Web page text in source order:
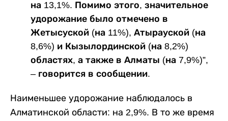
на 13,1%. Помимо этого, значительное
удорожание было отмечено в
Жетысуской (на 11%), Атырауской (на
8,6%) и Кызылординской (на 8,2%)
областях, а также в Алматы (на 7,9%)”,
– говорится в сообщении.
Наименьшее удорожание наблюдалось в
Алматинской области: на 2,9%. В то же время